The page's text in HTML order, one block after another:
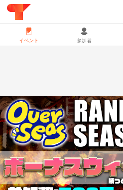
イベント 参加者